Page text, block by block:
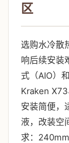
区
选购水冷散
响后续安装
式（AIO）
Kraken X73
安装简便，
液，改装空
求：